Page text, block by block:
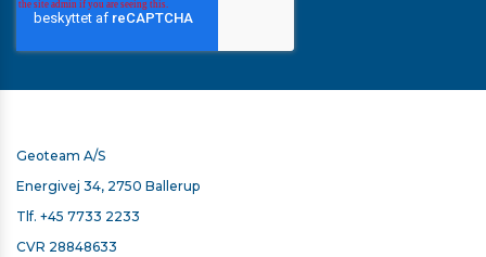
Geoteam A/S
Energivej 34, 2750 Ballerup
Tlf. +45 7733 2233
CVR 28848633